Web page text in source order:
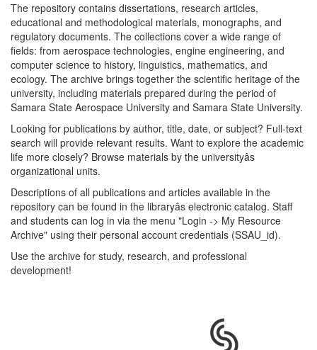
The repository contains dissertations, research articles,
educational and methodological materials, monographs, and
regulatory documents. The collections cover a wide range of
fields: from aerospace technologies, engine engineering, and
computer science to history, linguistics, mathematics, and
ecology. The archive brings together the scientific heritage of the
university, including materials prepared during the period of
Samara State Aerospace University and Samara State University.
Looking for publications by author, title, date, or subject? Full-text
search will provide relevant results. Want to explore the academic
life more closely? Browse materials by the universityâs
organizational units.
Descriptions of all publications and articles available in the
repository can be found in the libraryâs electronic catalog. Staff
and students can log in via the menu "Login -> My Resource
Archive" using their personal account credentials (SSAU_id).
Use the archive for study, research, and professional
development!